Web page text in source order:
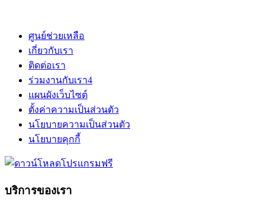
ศูนย์ช่วยเหลือ
เกี่ยวกับเรา
ติดต่อเรา
ร่วมงานกับเรา4
แผนผังเว็บไซต์
ตั้งค่าความเป็นส่วนตัว
นโยบายความเป็นส่วนตัว
นโยบายคุกกี้
บริการของเรา